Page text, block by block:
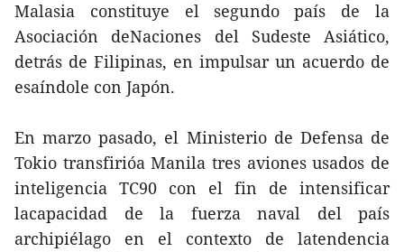
Malasia constituye el segundo país de la
Asociación deNaciones del Sudeste Asiático,
detrás de Filipinas, en impulsar un acuerdo de
esaíndole con Japón.
En marzo pasado, el Ministerio de Defensa de
Tokio transfirióa Manila tres aviones usados de
inteligencia TC90 con el fin de intensificar
lacapacidad de la fuerza naval del país
archipiélago en el contexto de latendencia